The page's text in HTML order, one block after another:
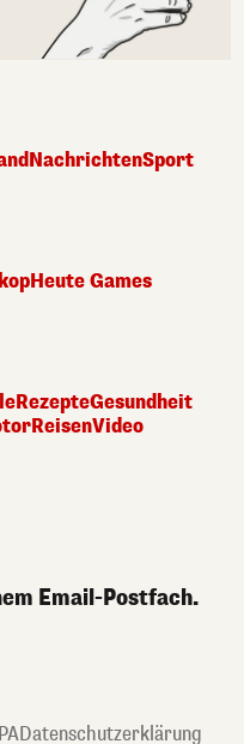
NachrichtenSport
Heute Games
RezepteGesundheit
ReisenVideo
Email-Postfach.
Datenschutzerklärung